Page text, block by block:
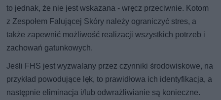
to jednak, że nie jest wskazana - wręcz przeciwnie. Kotom
z Zespołem Falującej Skóry należy ograniczyć stres, a
także zapewnić możliwość realizacji wszystkich potrzeb i
zachowań gatunkowych.
Jeśli FHS jest wyzwalany przez czynniki środowiskowe, na
przykład powodujące lęk, to prawidłowa ich identyfikacja, a
następnie eliminacja i/lub odwrażliwianie są konieczne.